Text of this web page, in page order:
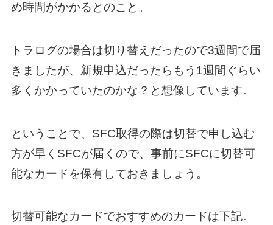
め時間がかかるとのこと。
トラログの場合は切り替えだったので3週間で届
きましたが、新規申込だったらもう1週間ぐらい
多くかかっていたのかな？と想像しています。
ということで、SFC取得の際は切替で申し込む
方が早くSFCが届くので、事前にSFCに切替可
能なカードを保有しておきましょう。
切替可能なカードでおすすめのカードは下記。